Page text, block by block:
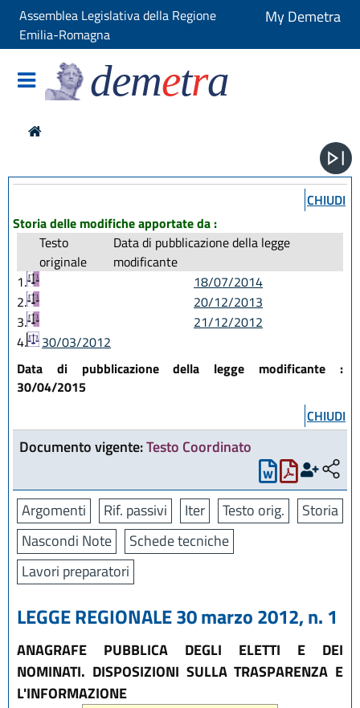
Assemblea Legislativa della Regione
Emilia-Romagna
My Demetra
demetra
CHIUDI
Storia delle modifiche apportate da :
Testo
originale
Data di pubblicazione della legge
modificante
1.
18/07/2014
2.
20/12/2013
3.
21/12/2012
4.
30/03/2012
Data di pubblicazione della legge modificante :
30/04/2015
CHIUDI
Documento vigente:Testo Coordinato
Argomenti Rif. passivi Iter Testo orig.
Storia
Nascondi Note
Schede tecniche
Lavori preparatori
LEGGE REGIONALE 30 marzo 2012, n. 1
ANAGRAFE PUBBLICA DEGLI ELETTI E DEI
NOMINATI. DISPOSIZIONI SULLA TRASPARENZA E
L'INFORMAZIONE